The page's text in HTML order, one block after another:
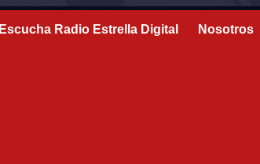
Escucha Radio Estrella Digital Nosotros